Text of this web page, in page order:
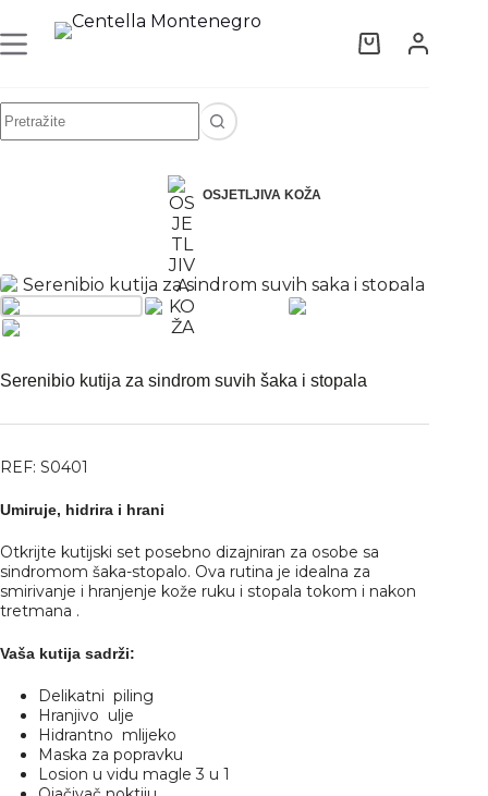
DODAJ U KORPU
OSJETLJIVA KOŽA
Serenibio kutija za sindrom suvih šaka i stopala
REF: S0401
Umiruje, hidrira i hrani
Otkrijte kutijski set posebno dizajniran za osobe sa
sindromom šaka-stopalo. Ova rutina je idealna za
smirivanje i hranjenje kože ruku i stopala tokom i nakon
tretmana .
Vaša kutija sadrži:
Delikatni piling
Hranjivo ulje
Hidrantno mlijeko
Maska ​​za popravku
Losion u vidu magle 3 u 1